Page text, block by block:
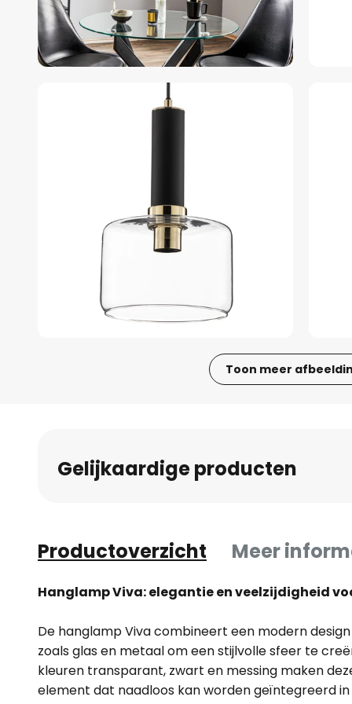
Toon meer
vanGelijkaardige producten
Productoverzicht Meer
Hanglamp Viva: elegantie en veelzijdigheid
De hanglamp Viva combineert een modern
zoals glas en metaal om een stijlvolle sfeer te
kleuren transparant, zwart en messing maken
element dat naadloos kan worden geïntegreerd